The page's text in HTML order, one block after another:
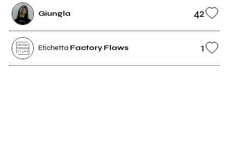
Giungla 42
Etichetta Factory Flaws 1